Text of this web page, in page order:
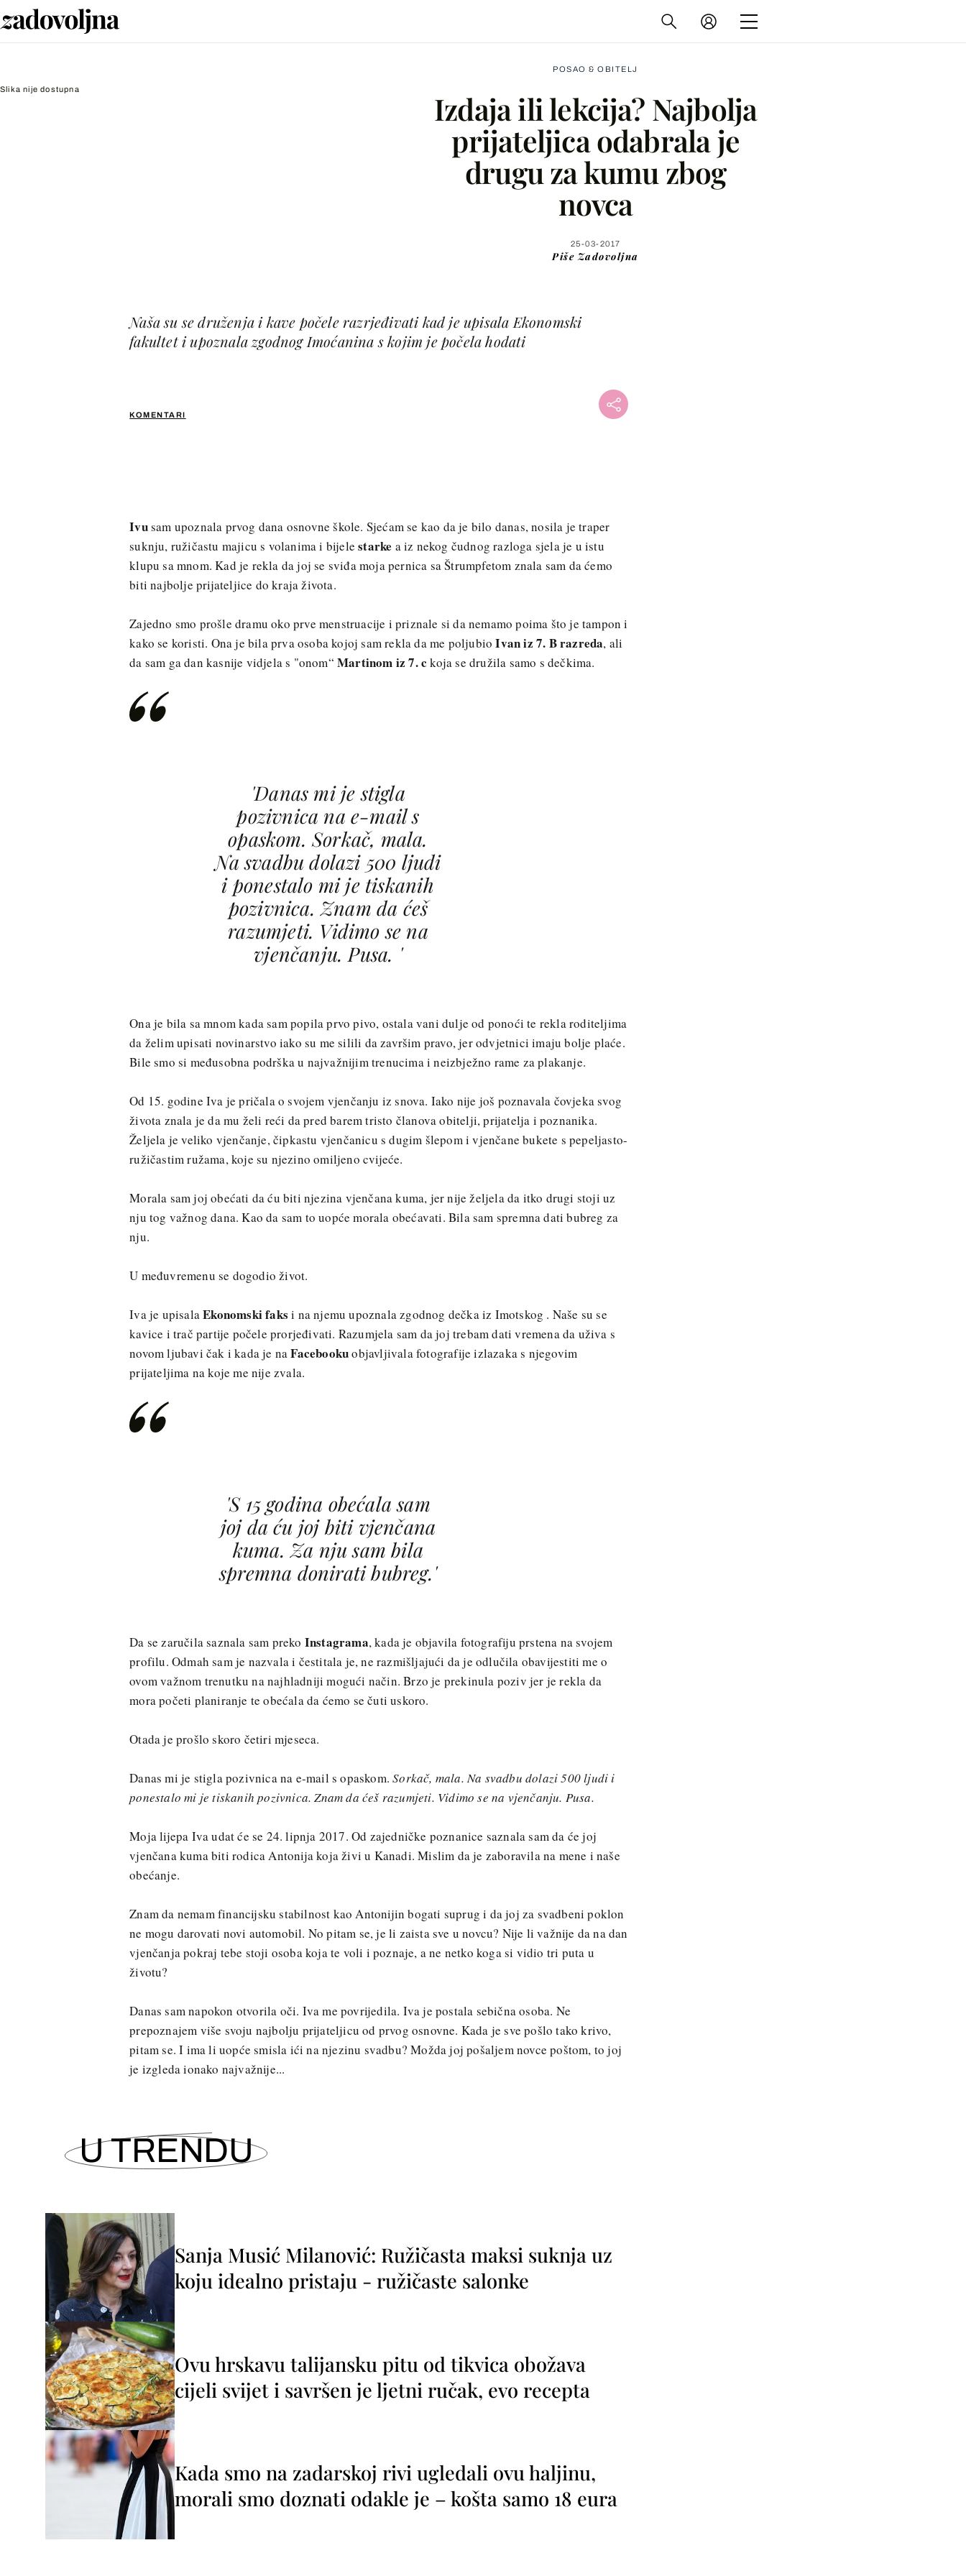
Slika nije dostupna
POSAO & OBITELJ
Izdaja ili lekcija? Najbolja
prijateljica odabrala je
drugu za kumu zbog
novca
25-03-2017
Piše Zadovoljna
KOMENTARI
Naša su se druženja i kave počele razrjeđivati kad je upisala Ekonomski
fakultet i upoznala zgodnog Imoćanina s kojim je počela hodati
Facebook
Ivusam upoznala prvog dana osnovne škole. Sjećam se kao da je bilo danas, nosila je traper
suknju, ružičastu majicu s volanima i bijelestarke a iz nekog čudnog razloga sjela je u istu
klupu sa mnom. Kad je rekla da joj se sviđa moja pernica sa Štrumpfetom znala sam da ćemo
biti najbolje prijateljice do kraja života.
Zajedno smo prošle dramu oko prve menstruacije i priznale si da nemamo poima što je tampon i
kako se koristi. Ona je bila prva osoba kojoj sam rekla da me poljubioIvan iz 7. B razreda, ali
da sam ga dan kasnije vidjela s "onom“ Martinom iz 7. ckoja se družila samo s dečkima.
'Danas mi je stigla
pozivnica na e-mail s
opaskom. Sorkač, mala.
Na svadbu dolazi 500 ljudi
i ponestalo mi je tiskanih
pozivnica. Znam da ćeš
razumjeti. Vidimo se na
vjenčanju. Pusa. '
Ona je bila sa mnom kada sam popila prvo pivo, ostala vani dulje od ponoći te rekla roditeljima
da želim upisati novinarstvo iako su me silili da završim pravo, jer odvjetnici imaju bolje plaće.
Bile smo si međusobna podrška u najvažnijim trenucima i neizbježno rame za plakanje.
Od 15. godine Iva je pričala o svojem vjenčanju iz snova. Iako nije još poznavala čovjeka svog
života znala je da mu želi reći da pred barem tristo članova obitelji, prijatelja i poznanika.
Željela je veliko vjenčanje, čipkastu vjenčanicu s dugim šlepom i vjenčane bukete s pepeljasto-
ružičastim ružama, koje su njezino omiljeno cvijeće.
Morala sam joj obećati da ću biti njezina vjenčana kuma, jer nije željela da itko drugi stoji uz
nju tog važnog dana. Kao da sam to uopće morala obećavati. Bila sam spremna dati bubreg za
nju.
U međuvremenu se dogodio život.
Iva je upisalaEkonomski faks i na njemu upoznala zgodnog dečka iz Imotskog . Naše su se
kavice i trač partije počele prorjeđivati. Razumjela sam da joj trebam dati vremena da uživa s
novom ljubavi čak i kada je naFacebookuobjavljivala fotografije izlazaka s njegovim
prijateljima na koje me nije zvala.
'S 15 godina obećala sam
joj da ću joj biti vjenčana
kuma. Za nju sam bila
spremna donirati bubreg.'
Da se zaručila saznala sam preko Instagrama, kada je objavila fotografiju prstena na svojem
profilu. Odmah sam je nazvala i čestitala je, ne razmišljajući da je odlučila obavijestiti me o
ovom važnom trenutku na najhladniji mogući način. Brzo je prekinula poziv jer je rekla da
mora početi planiranje te obećala da ćemo se čuti uskoro.
Otada je prošlo skoro četiri mjeseca.
Danas mi je stigla pozivnica na e-mail s opaskom.Sorkač, mala. Na svadbu dolazi 500 ljudi i
ponestalo mi je tiskanih pozivnica. Znam da ćeš razumjeti. Vidimo se na vjenčanju. Pusa.
Moja lijepa Iva udat će se 24. lipnja 2017. Od zajedničke poznanice saznala sam da će joj
vjenčana kuma biti rodica Antonija koja živi u Kanadi. Mislim da je zaboravila na mene i naše
obećanje.
Znam da nemam financijsku stabilnost kao Antonijin bogati suprug i da joj za svadbeni poklon
ne mogu darovati novi automobil. No pitam se, je li zaista sve u novcu? Nije li važnije da na dan
vjenčanja pokraj tebe stoji osoba koja te voli i poznaje, a ne netko koga si vidio tri puta u
životu?
Danas sam napokon otvorila oči. Iva me povrijedila. Iva je postala sebična osoba. Ne
prepoznajem više svoju najbolju prijateljicu od prvog osnovne. Kada je sve pošlo tako krivo,
pitam se. I ima li uopće smisla ići na njezinu svadbu? Možda joj pošaljem novce poštom, to joj
je izgleda ionako najvažnije...
U TRENDU
Sanja Musić Milanović: Ružičasta maksi suknja uz
koju idealno pristaju - ružičaste salonke
Ovu hrskavu talijansku pitu od tikvica obožava
cijeli svijet i savršen je ljetni ručak, evo recepta
Kada smo na zadarskoj rivi ugledali ovu haljinu,
morali smo doznati odakle je – košta samo 18 eura